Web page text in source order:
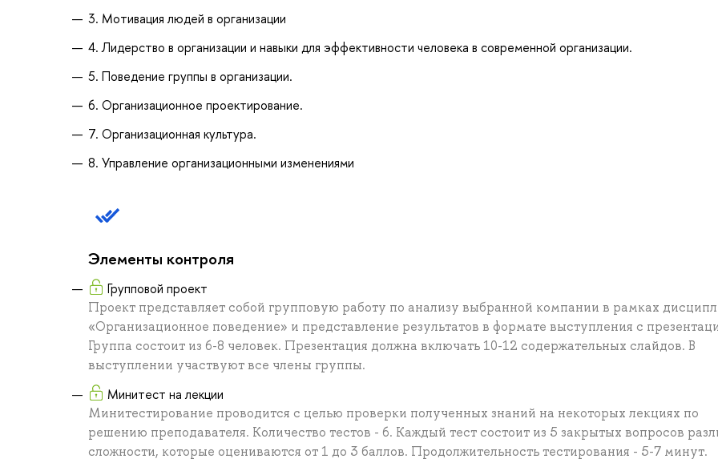
3. Мотивация людей в организации
4. Лидерство в организации и навыки для эффективности человека в современной организации.
5. Поведение группы в организации.
6. Организационное проектирование.
7. Организационная культура.
8. Управление организационными изменениями
Элементы контроля
Групповой проект
Проект представляет собой групповую работу по анализу выбранной компании в рамках
«Организационное поведение» и представление результатов в формате выступления с
Группа состоит из 6-8 человек. Презентация должна включать 10-12 содержательных слайдов. В
выступлении участвуют все члены группы.
Минитест на лекции
Минитестирование проводится с целью проверки полученных знаний на некоторых лекциях по
решению преподавателя. Количество тестов - 6. Каждый тест состоит из 5 закрытых вопросов
сложности, которые оцениваются от 1 до 3 баллов. Продолжительность тестирования - 5-7 минут.